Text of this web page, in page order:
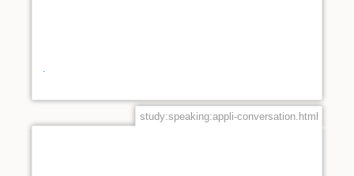
.
study:speaking:appli-conversation.html